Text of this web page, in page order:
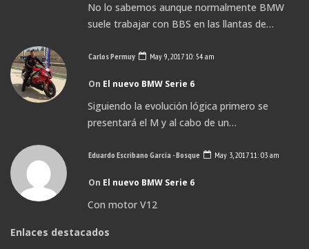
No lo sabemos aunque normalmente BMW
suele trabajar con BBS en las llantas de…
Carlos Permuy May 9, 2017 10: 54 am
On El nuevo BMW Serie 6
Siguiendo la evolución lógica primero se
presentará el M y al cabo de un…
Eduardo Escribano García - Bosque May 3, 2017 11: 03 am
On El nuevo BMW Serie 6
Con motor V12
Enlaces destacados